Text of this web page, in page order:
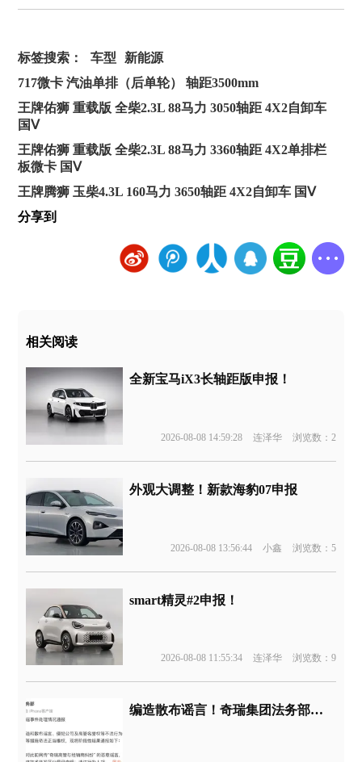
标签搜索： 车型
新能源
717微卡 汽油单排（后单轮） 轴距3500mm
王牌佑狮 重载版 全柴2.3L 88马力 3050轴距 4X2自卸车
国Ⅴ
王牌佑狮 重载版 全柴2.3L 88马力 3360轴距 4X2单排栏
板微卡 国Ⅴ
王牌腾狮 玉柴4.3L 160马力 3650轴距 4X2自卸车 国Ⅴ
分享到
相关阅读
全新宝马iX3长轴距版申报！
2026-08-08 14:59:28 连泽华 浏览数：2
外观大调整！新款海豹07申报
2026-08-08 13:56:44 小鑫 浏览数：5
smart精灵#2申报！
2026-08-08 11:55:34 连泽华 浏览数：9
编造散布谣言！奇瑞集团法务部通报